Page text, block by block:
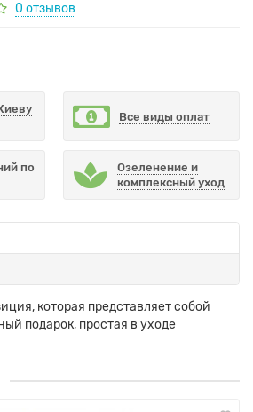
0 отзывов
Все виды оплат
по
Озеленение и
комплексный уход
которая представляет собой
подарок, простая в уходе